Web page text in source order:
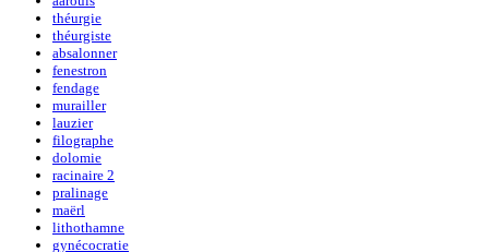
théurgie
théurgiste
absalonner
fenestron
fendage
murailler
lauzier
filographe
dolomie
racinaire 2
pralinage
maërl
lithothamne
gynécocratie